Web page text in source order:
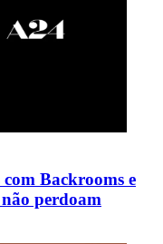
Backrooms e
perdoam